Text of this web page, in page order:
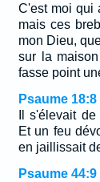
C'est moi qui
mais ces
mon Dieu,
sur la
fasse point
Psaume 18:8
Il s'élevait
Et un feu
en jaillissait
Psaume 44:9